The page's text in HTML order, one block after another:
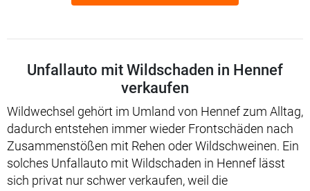
Unfallauto mit Wildschaden in Hennef
verkaufen
Wildwechsel gehört im Umland von Hennef zum Alltag,
dadurch entstehen immer wieder Frontschäden nach
Zusammenstößen mit Rehen oder Wildschweinen. Ein
solches Unfallauto mit Wildschaden in Hennef lässt
sich privat nur schwer verkaufen, weil die